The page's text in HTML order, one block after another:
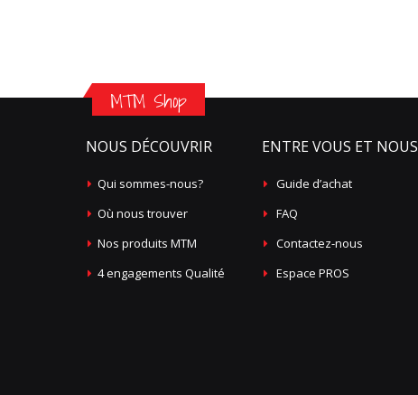
MTM Shop
NOUS DÉCOUVRIR
Qui sommes-nous?
Où nous trouver
Nos produits MTM
4 engagements Qualité
ENTRE VOUS ET NOUS
Guide d’achat
FAQ
Contactez-nous
Espace PROS